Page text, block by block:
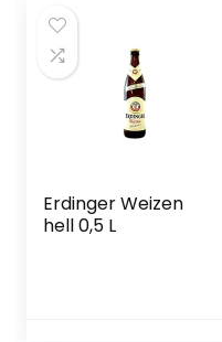
Erdinger Weizen
hell 0,5 L